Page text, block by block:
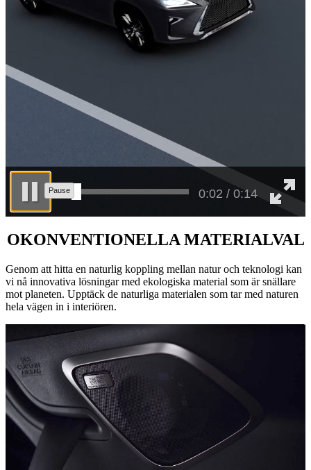
0:03 / 0:14
OKONVENTIONELLA MATERIALVAL
Genom att hitta en naturlig koppling mellan natur och teknologi kan
vi nå innovativa lösningar med ekologiska material som är snällare
mot planeten. Upptäck de naturliga materialen som tar med naturen
hela vägen in i interiören.